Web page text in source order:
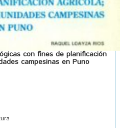
con fines de planificación
campesinas en Puno